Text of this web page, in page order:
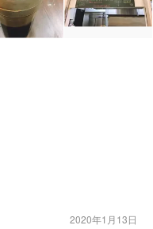
2020年1月13日